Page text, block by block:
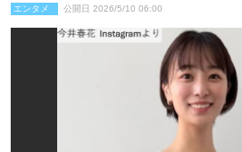
エンタメ 公開日 2026/5/10 06:00